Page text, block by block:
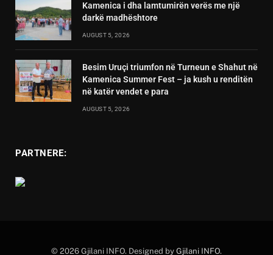
Kamenica i dha lamtumirën verës me një
darkë madhështore
AUGUST 5, 2026
Besim Uruçi triumfon në Turneun e Shahut në
Kamenica Summer Fest – ja kush u renditën
në katër vendet e para
AUGUST 5, 2026
PARTNERE:
© 2026 Gjilani INFO. Designed by Gjilani INFO.